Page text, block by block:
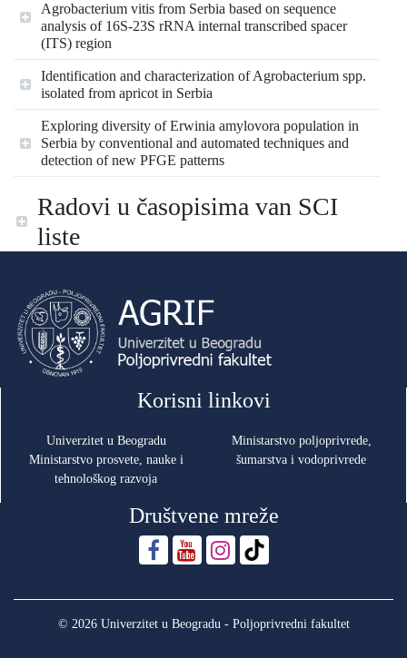
Agrobacterium vitis from Serbia based on sequence
analysis of 16S-23S rRNA internal transcribed spacer
(ITS) region
Identification and characterization of Agrobacterium spp.
isolated from apricot in Serbia
Exploring diversity of Erwinia amylovora population in
Serbia by conventional and automated techniques and
detection of new PFGE patterns
Radovi u časopisima van SCI
liste
Korisni linkovi
Univerzitet u Beogradu
Ministarstvo prosvete, nauke i
tehnološkog razvoja
Ministarstvo poljoprivrede,
šumarstva i vodoprivrede
Društvene mreže
© 2026 Univerzitet u Beogradu - Poljoprivredni fakultet